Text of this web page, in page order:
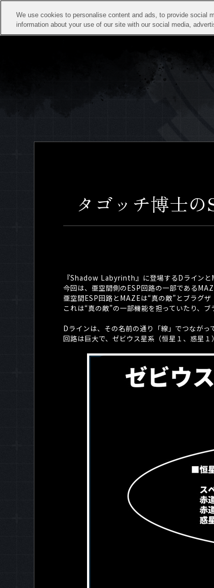
タゴッチ博士
『Shadow Labyrinth 』に登場するDラインと
今回は、亜空間側のESP回路の一部である
亜空間ESP回路とMAZEは“真の敵”とブラグザ
これは“真の敵”の一部機能を担っていたり、
Dラインは、その名前の通り「線」でつながっ
回路は巨大で、ゼビウス星系（恒星１、惑星
We use cookies to personalise content and ads, to provide social
information about your use of our site with our social media,